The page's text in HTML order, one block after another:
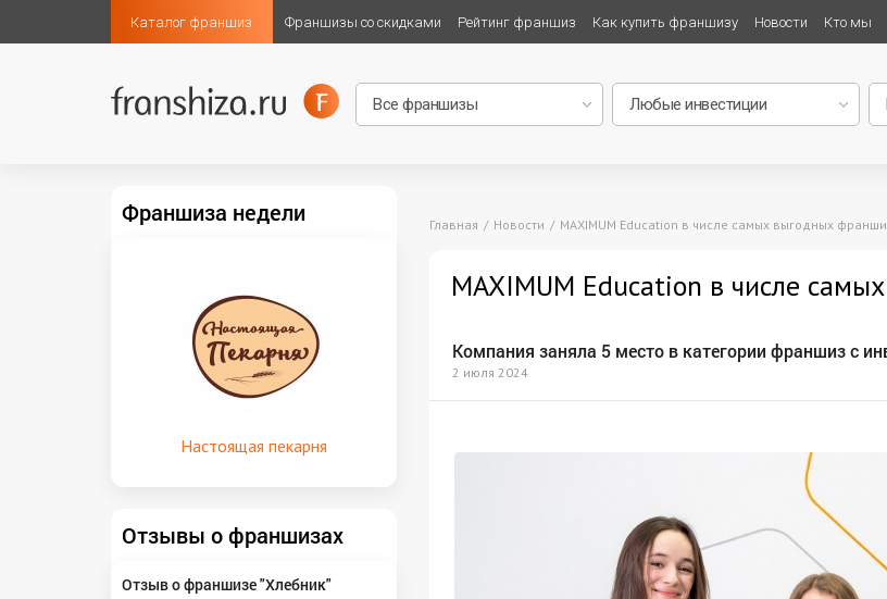
Каталог франшиз Франшизы со скидками Рейтинг франшиз Как купить франшизу Новости Кто мы
Главная Новости MAXIMUM Education в числе самых выгодных
MAXIMUM Education в числе
Компания заняла 5 место в категории франшиз с
2 июля 2024
Франшиза недели
Настоящая пекарня
Отзывы о франшизах
Отзыв о франшизе "Хлебник"